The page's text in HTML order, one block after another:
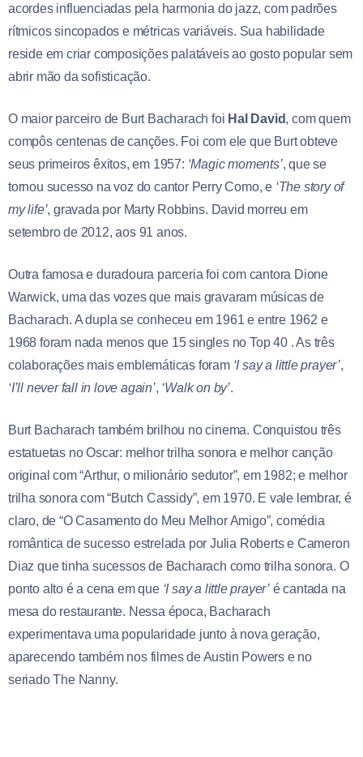
acordes influenciadas pela harmonia do jazz, com padrões
rítmicos sincopados e métricas variáveis. Sua habilidade
reside em criar composições palatáveis ao gosto popular sem
abrir mão da sofisticação.
O maior parceiro de Burt Bacharach foi Hal David, com quem
compôs centenas de canções. Foi com ele que Burt obteve
seus primeiros êxitos, em 1957: ‘Magic moments’, que se
tornou sucesso na voz do cantor Perry Como, e ‘The story of
my life’, gravada por Marty Robbins. David morreu em
setembro de 2012, aos 91 anos.
Outra famosa e duradoura parceria foi com cantora Dione
Warwick, uma das vozes que mais gravaram músicas de
Bacharach. A dupla se conheceu em 1961 e entre 1962 e
1968 foram nada menos que 15 singles no Top 40 . As três
colaborações mais emblemáticas foram ‘I say a little prayer’,
‘I’ll never fall in love again’, ‘Walk on by’.
Burt Bacharach também brilhou no cinema. Conquistou três
estatuetas no Oscar: melhor trilha sonora e melhor canção
original com “Arthur, o milionário sedutor”, em 1982; e melhor
trilha sonora com “Butch Cassidy”, em 1970. E vale lembrar, é
claro, de “O Casamento do Meu Melhor Amigo”, comédia
romântica de sucesso estrelada por Julia Roberts e Cameron
Diaz que tinha sucessos de Bacharach como trilha sonora. O
ponto alto é a cena em que ‘I say a little prayer’ é cantada na
mesa do restaurante. Nessa época, Bacharach
experimentava uma popularidade junto à nova geração,
aparecendo também nos filmes de Austin Powers e no
seriado The Nanny.